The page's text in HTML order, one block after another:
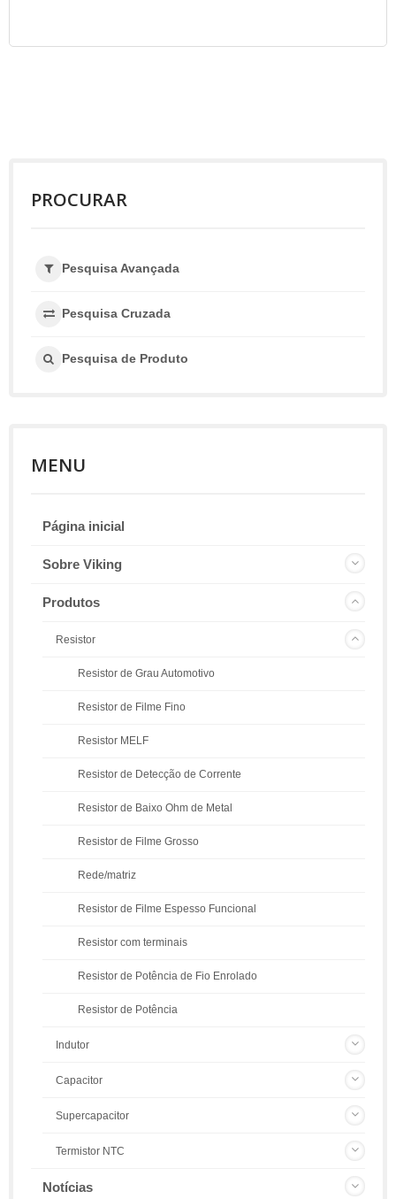
PROCURAR
Pesquisa Avançada
Pesquisa Cruzada
Pesquisa de Produto
MENU
Página inicial
Sobre Viking
Produtos
Resistor
Resistor de Grau Automotivo
Resistor de Filme Fino
Resistor MELF
Resistor de Detecção de Corrente
Resistor de Baixo Ohm de Metal
Resistor de Filme Grosso
Rede/matriz
Resistor de Filme Espesso Funcional
Resistor com terminais
Resistor de Potência de Fio Enrolado
Resistor de Potência
Indutor
Capacitor
Supercapacitor
Termistor NTC
Notícias